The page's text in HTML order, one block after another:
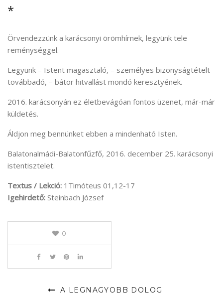
*
Örvendezzünk a karácsonyi örömhírnek, legyünk tele
reménységgel.
Legyünk – Istent magasztaló, – személyes bizonyságtételt
továbbadó, – bátor hitvallást mondó keresztyének.
2016. karácsonyán ez életbevágóan fontos üzenet, már-már
küldetés.
Áldjon meg bennünket ebben a mindenható Isten.
Balatonalmádi-Balatonfűzfő, 2016. december 25. karácsonyi
istentisztelet.
Textus / Lekció: 1Timóteus 01,12-17
Igehirdető: Steinbach József
0
A LEGNAGYOBB DOLOG